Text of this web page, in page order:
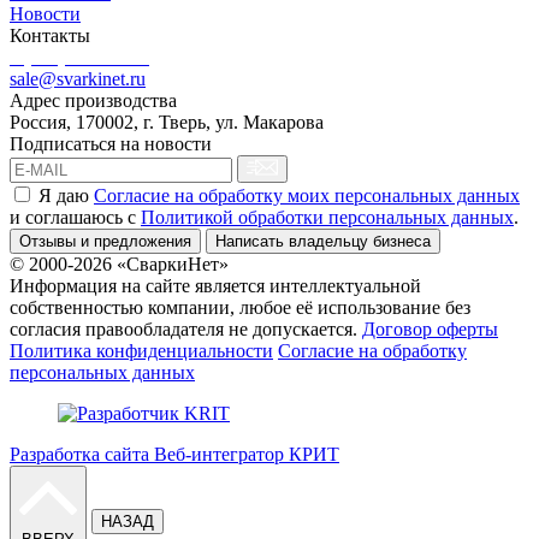
Новости
Контакты
sale@svarkinet.ru
Адрес производства
Россия, 170002, г. Тверь, ул. Макарова
Подписаться на новости
Я даю Согласие на обработку моих персональных данных
и соглашаюсь c Политикой обработки персональных данных.
Отзывы и предложения Написать владельцу бизнеса
© 2000-2026 «СваркиНет»
Информация на сайте является интеллектуальной
собственностью компании, любое её использование без
согласия правообладателя не допускается. Договор оферты
Политика конфиденциальности Согласие на обработку
персональных данных
Разработка сайта Веб-интегратор КРИТ
НАЗАД